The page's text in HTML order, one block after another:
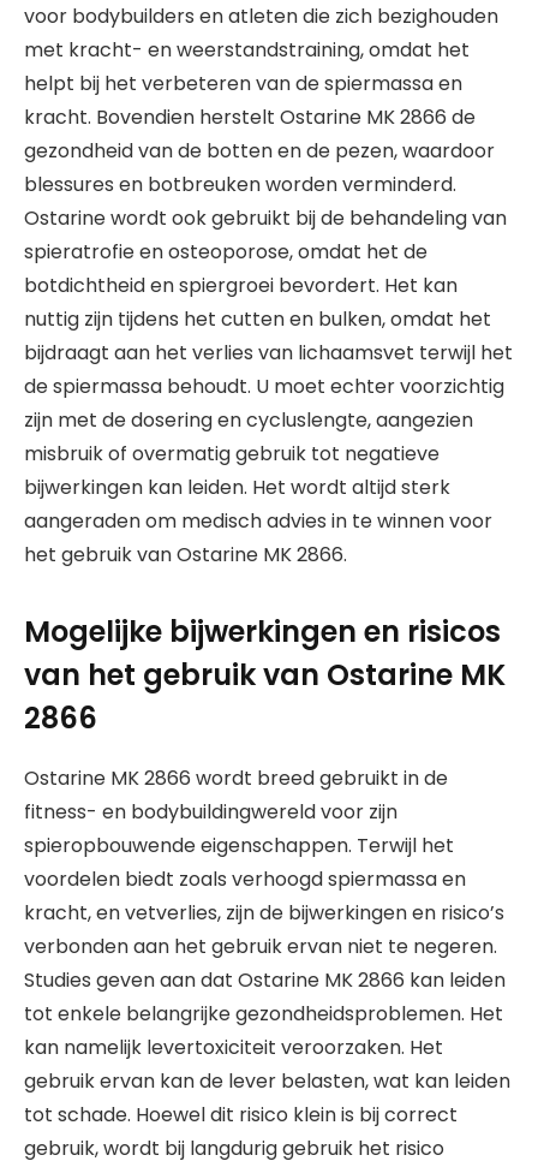
voor bodybuilders en atleten die zich bezighouden
met kracht- en weerstandstraining, omdat het
helpt bij het verbeteren van de spiermassa en
kracht. Bovendien herstelt Ostarine MK 2866 de
gezondheid van de botten en de pezen, waardoor
blessures en botbreuken worden verminderd.
Ostarine wordt ook gebruikt bij de behandeling van
spieratrofie en osteoporose, omdat het de
botdichtheid en spiergroei bevordert. Het kan
nuttig zijn tijdens het cutten en bulken, omdat het
bijdraagt aan het verlies van lichaamsvet terwijl het
de spiermassa behoudt. U moet echter voorzichtig
zijn met de dosering en cycluslengte, aangezien
misbruik of overmatig gebruik tot negatieve
bijwerkingen kan leiden. Het wordt altijd sterk
aangeraden om medisch advies in te winnen voor
het gebruik van Ostarine MK 2866.
Mogelijke bijwerkingen en risicos
van het gebruik van Ostarine MK
2866
Ostarine MK 2866 wordt breed gebruikt in de
fitness- en bodybuildingwereld voor zijn
spieropbouwende eigenschappen. Terwijl het
voordelen biedt zoals verhoogd spiermassa en
kracht, en vetverlies, zijn de bijwerkingen en risico’s
verbonden aan het gebruik ervan niet te negeren.
Studies geven aan dat Ostarine MK 2866 kan leiden
tot enkele belangrijke gezondheidsproblemen. Het
kan namelijk levertoxiciteit veroorzaken. Het
gebruik ervan kan de lever belasten, wat kan leiden
tot schade. Hoewel dit risico klein is bij correct
gebruik, wordt bij langdurig gebruik het risico